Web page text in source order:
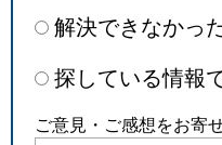
解決できなかっ
探している情報
ご意見・ご感想をお寄